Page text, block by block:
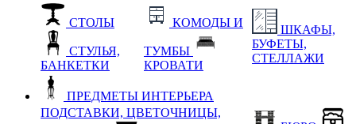
СТОЛЫ
СТУЛЬЯ,
БАНКЕТКИ
КОМОДЫ И
ТУМБЫ
КРОВАТИ
ШКАФЫ,
БУФЕТЫ,
СТЕЛЛАЖИ
ПРЕДМЕТЫ ИНТЕРЬЕРА
ПОДСТАВКИ, ЦВЕТОЧНИЦЫ,